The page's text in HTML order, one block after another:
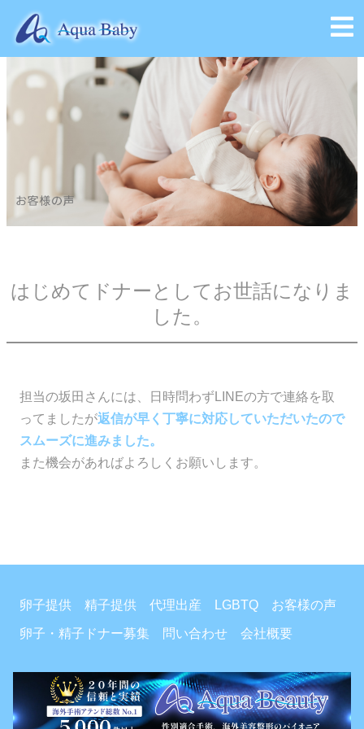
会社概要
はじめてドナーとしてお世話になりま
した。
担当の坂田さんには、日時問わずLINEの方で連絡を取
ってましたが返信が早く丁寧に対応していただいたので
スムーズに進みました。
また機会があればよろしくお願いします。
卵子提供 精子提供 代理出産 LGBTQ お客様の声
卵子・精子ドナー募集 問い合わせ 会社概要